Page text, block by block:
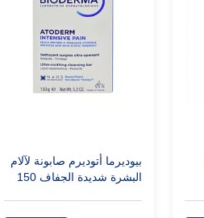
بيوديرما أتوديرم صابونة لآلام
البشرة شديدة الجفاف 150